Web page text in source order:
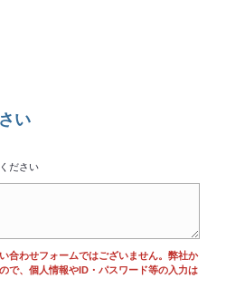
い
ださい
合わせフォームではございません。弊社か
で、個人情報やID・パスワード等の入力は